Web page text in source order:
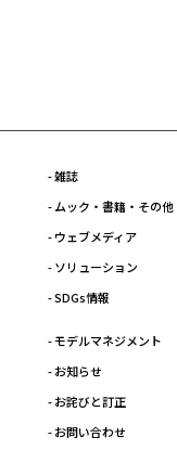
- 雑誌
- ムック・書籍・その他
- ウェブメディア
- ソリューション
- SDGs情報
- モデルマネジメント
- お知らせ
- お詫びと訂正
- お問い合わせ